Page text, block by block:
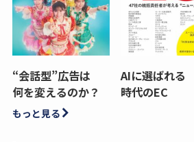
“会話型”広告は
何を変えるのか？
AIに選ばれる
時代のEC
もっと見る